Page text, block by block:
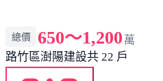
總價 650～1,200 萬
路竹區澍陽建設共 22 戶